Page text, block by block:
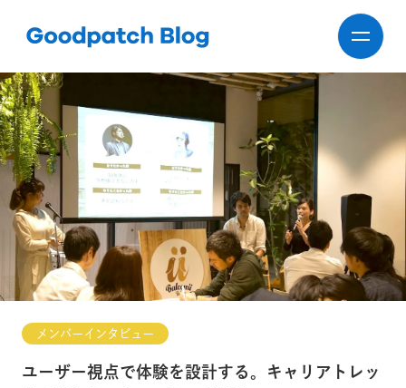
メンバーインタビュー
ユーザー視点で体験を設計する。キャリアトレッ